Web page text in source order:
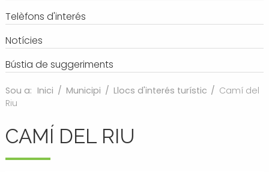
Telèfons d'interés
Notícies
Bústia de suggeriments
Sou a: Inici / Municipi / Llocs d'interés turístic / Camí del
Riu
CAMÍ DEL RIU